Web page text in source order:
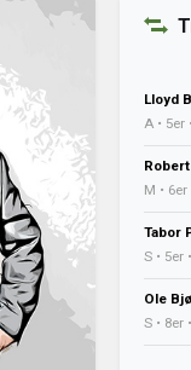
Lloyd
A • 5er
M • 6er
Tabor
S • 5er
Ole
S • 8er